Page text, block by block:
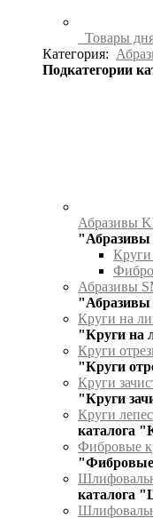
Товары
Категория:
Подкатегории
Абразивы
"Абразивы
Круги
Абразивы
"Абразивы
Круги на
"Круги на
Круги
"Круги
Круги
"Круги
Круги
каталога
Фибровые
каталога